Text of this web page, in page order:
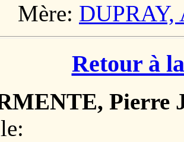
Mère: DUPRAY,
Retour à
Pierre